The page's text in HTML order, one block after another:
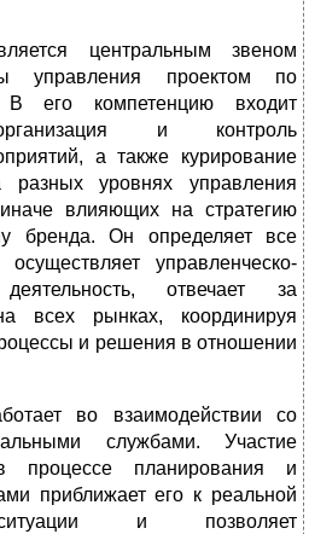
центральным звеном
управления проектом по
В его компетенцию входит
и контроль
а также курирование
разных уровнях уп­равления
влияющих на стратегию
бренда. Он определяет все
управленческо-
деятельность, отвечает за
всех рынках, координируя
и решения в отношении
во взаимодействии со
службами. Участие
процессе пла­нирования и
приближает его к реальной
и позволяет